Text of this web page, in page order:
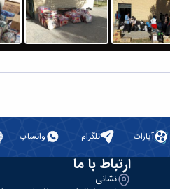
آپارات تلگرام واتساپ
ارتباط با ما
نشانی